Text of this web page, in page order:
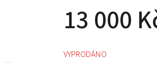
13 000
VYPRODÁNO